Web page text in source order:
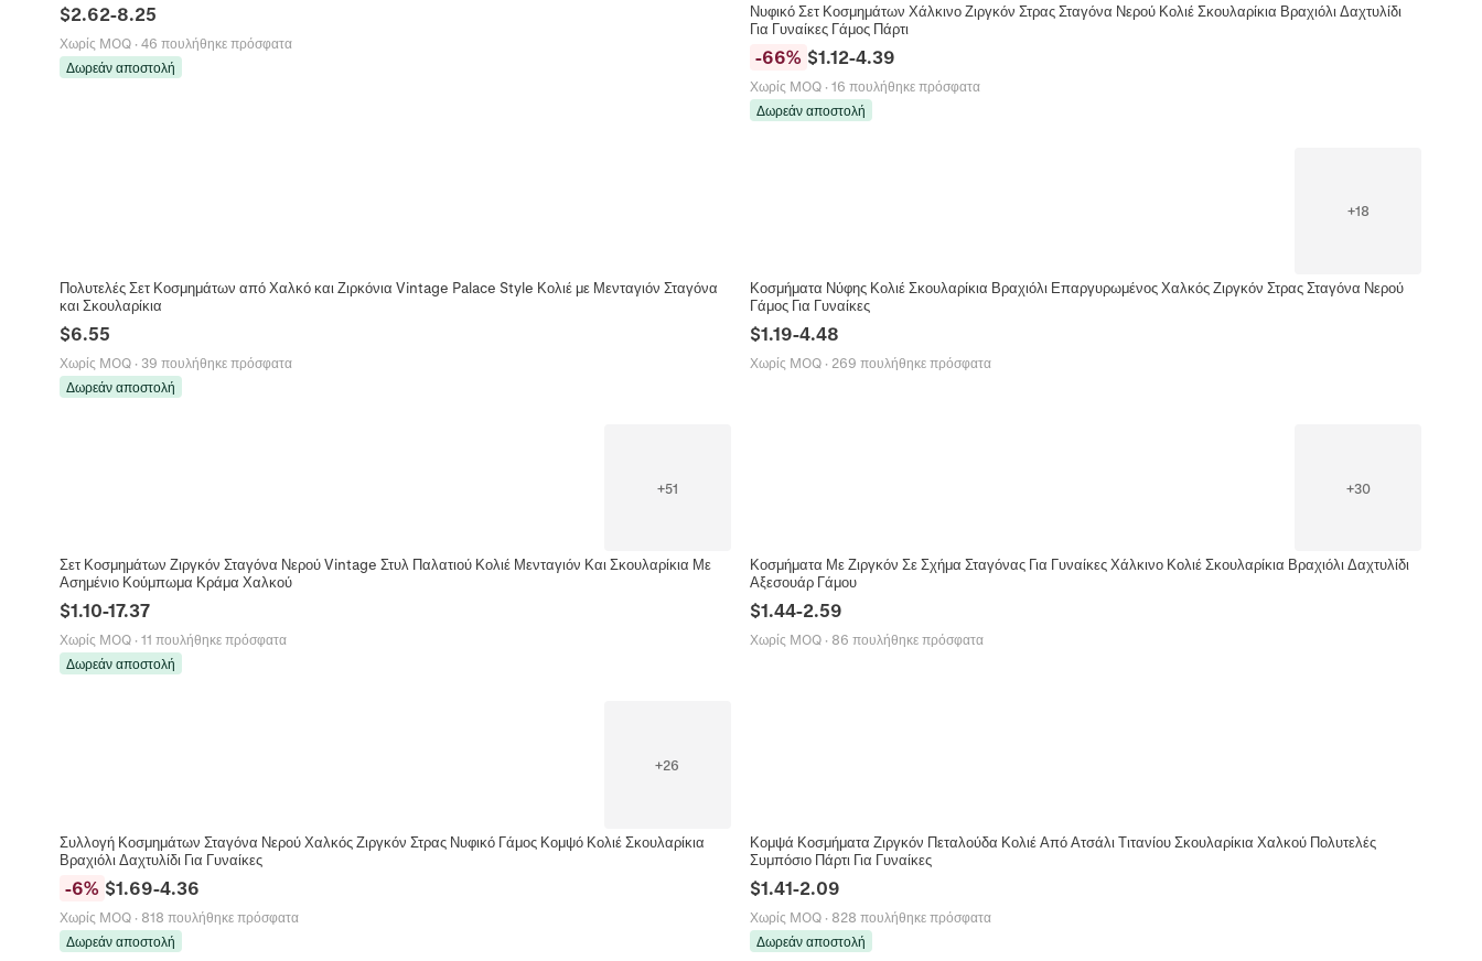
$2.62-8.25
Χωρίς MOQ· 46 πουλήθηκε πρόσφατα
Δωρεάν αποστολή
Νυφικό Σετ Κοσμημάτων Χάλκινο Ζιργκόν Στρας Σταγόνα Νερού Κολιέ Σκουλαρίκια Βραχιόλι Δαχτυλίδι
Για Γυναίκες Γάμος Πάρτι
-66% $1.12-4.39
Χωρίς MOQ · 16 πουλήθηκε πρόσφατα
Δωρεάν αποστολή
Πολυτελές Σετ Κοσμημάτων από Χαλκό και Ζιρκόνια Vintage Palace Style Κολιέ με Μενταγιόν Σταγόνα
και Σκουλαρίκια
$6.55
Χωρίς MOQ· 39 πουλήθηκε πρόσφατα
Δωρεάν αποστολή
+18
Κοσμήματα Νύφης Κολιέ Σκουλαρίκια Βραχιόλι Επαργυρωμένος Χαλκός Ζιργκόν Στρας Σταγόνα Νερού
Γάμος Για Γυναίκες
$1.19-4.48
Χωρίς MOQ · 269 πουλήθηκε πρόσφατα
+51
Σετ Κοσμημάτων Ζιργκόν Σταγόνα Νερού Vintage Στυλ Παλατιού Κολιέ Μενταγιόν Και Σκουλαρίκια Με
Ασημένιο Κούμπωμα Κράμα Χαλκού
$1.10-17.37
Χωρίς MOQ· 11 πουλήθηκε πρόσφατα
Δωρεάν αποστολή
+30
Κοσμήματα Με Ζιργκόν Σε Σχήμα Σταγόνας Για Γυναίκες Χάλκινο Κολιέ Σκουλαρίκια Βραχιόλι Δαχτυλίδι
Αξεσουάρ Γάμου
$1.44-2.59
Χωρίς MOQ · 86 πουλήθηκε πρόσφατα
+26
Συλλογή Κοσμημάτων Σταγόνα Νερού Χαλκός Ζιργκόν Στρας Νυφικό Γάμος Κομψό Κολιέ Σκουλαρίκια
Βραχιόλι Δαχτυλίδι Για Γυναίκες
-6% $1.69-4.36
Χωρίς MOQ· 818 πουλήθηκε πρόσφατα
Δωρεάν αποστολή
Κομψά Κοσμήματα Ζιργκόν Πεταλούδα Κολιέ Από Ατσάλι Τιτανίου Σκουλαρίκια Χαλκού Πολυτελές
Συμπόσιο Πάρτι Για Γυναίκες
$1.41-2.09
Χωρίς MOQ · 828 πουλήθηκε πρόσφατα
Δωρεάν αποστολή